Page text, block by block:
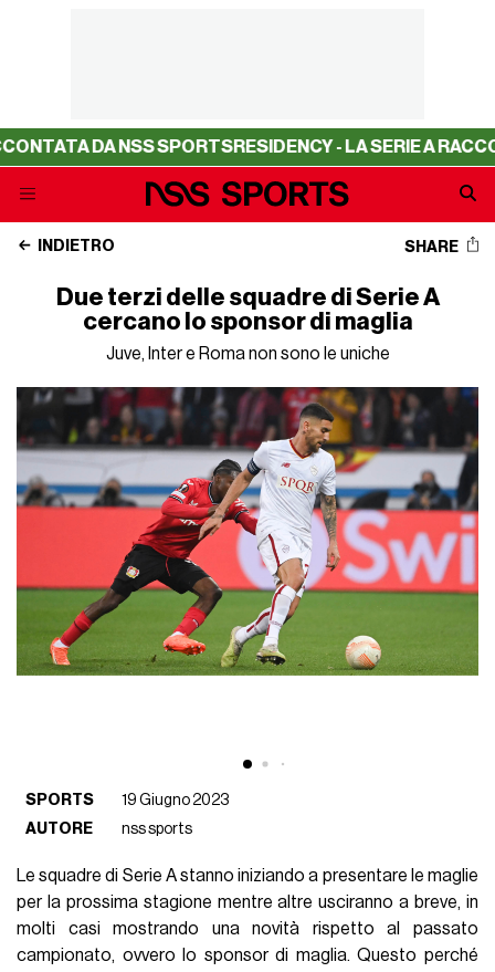
NSS SPORTS RESIDENCY - LA SERIE A RACCONTATA DA
INDIETRO SHARE
Due terzi delle squadre di Serie A
cercano lo sponsor di maglia
Juve, Inter e Roma non sono le uniche
SPORTS
19 Giugno 2023
AUTORE
nss sports
Le squadre di Serie A stanno iniziando a presentare le maglie
per la prossima stagione mentre altre usciranno a breve, in
molti casi mostrando una novità rispetto al passato
campionato, ovvero lo sponsor di maglia. Questo perché